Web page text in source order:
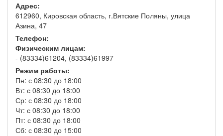
Адрес:
612960, Кировская область, г.Вятские Поляны, улица
Азина, 47
Телефон:
Физическим лицам:
- (83334)61204, (83334)61997
Режим работы:
Пн: с 08:30 до 18:00
Вт: с 08:30 до 18:00
Ср: с 08:30 до 18:00
Чт: с 08:30 до 18:00
Пт: с 08:30 до 18:00
Сб: с 08:30 до 15:00